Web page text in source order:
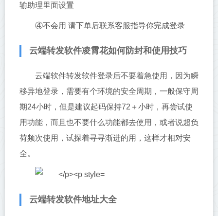
输助理里面设置
④不会用 请下单后联系客服指导你完成登录
云端转发软件凌霄花如何防封和使用技巧
云端软件转发软件登录后不要着急使用，因为瞬
移异地登录，需要有个环境的安全周期，一般保守周
期24小时，但是建议起码保持72＋小时，再尝试使
用功能，而且也不要什么功能都去使用，或者说超负
荷频次使用，试探着寻寻渐进的用，这样才相对安
全。
云端转发软件地址大全